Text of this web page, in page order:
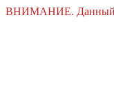
ВНИМАНИЕ. Данный